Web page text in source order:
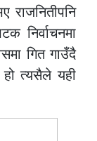
राजनितीपनि
निर्वाचनमा
गित गाउँदै
त्यसैले यही